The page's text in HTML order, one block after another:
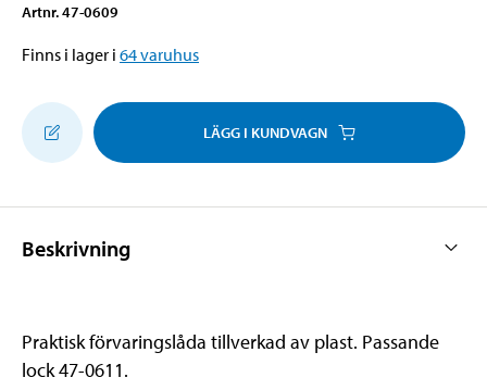
Artnr.47-0609
Finns i lager i 64varuhus
LÄGG I KUNDVAGN
Beskrivning
Praktisk förvaringslåda tillverkad av plast. Passande
lock 47-0611.